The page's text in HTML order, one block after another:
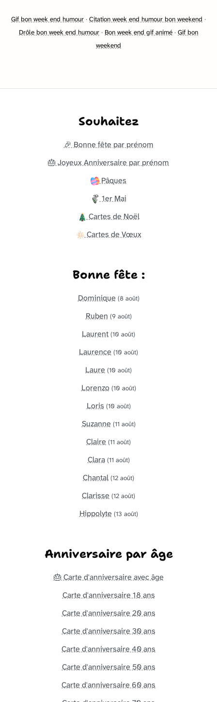
Gif bon week end humour · Citation week end humour bon weekend ·
Drôle bon week end humour · Bon week end gif animé · Gif bon
weekend
Souhaitez
🎉 Bonne fête par prénom
🎂 Joyeux Anniversaire par prénom
Pâques
1er Mai
Cartes de Noël
Cartes de Vœux
Bonne fête :
Dominique (8 août)
Ruben (9 août)
Laurent (10 août)
Laurence (10 août)
Laure (10 août)
Lorenzo (10 août)
Loris (10 août)
Suzanne (11 août)
Claire (11 août)
Clara (11 août)
Chantal (12 août)
Clarisse (12 août)
Hippolyte (13 août)
Anniversaire par âge
🎂 Carte d'anniversaire avec âge
Carte d'anniversaire 18 ans
Carte d'anniversaire 20 ans
Carte d'anniversaire 30 ans
Carte d'anniversaire 40 ans
Carte d'anniversaire 50 ans
Carte d'anniversaire 60 ans